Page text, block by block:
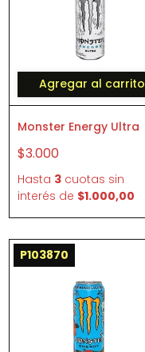
Agregar al carrito
Monster Energy Ultra
$3.000
Hasta 3 cuotas sin
interés de $1.000,00
P103870